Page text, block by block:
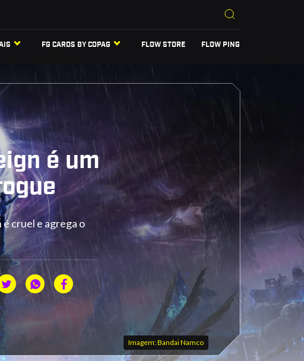
FG CARDS BY COPAG FLOW STORE FLOW PING
é um
cruel e agrega o
Imagem: Bandai Namco